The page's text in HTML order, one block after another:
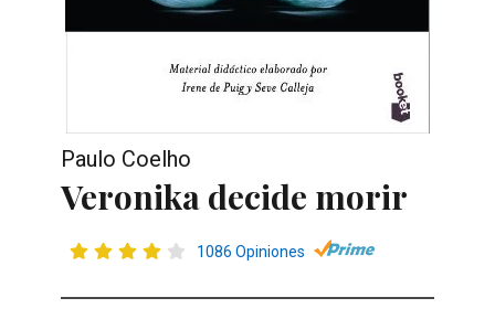
Paulo Coelho
Veronika decide morir
1086 Opiniones